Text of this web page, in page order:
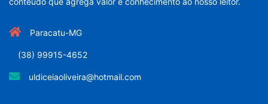
Paracatu-MG
(38) 99915-4652
uldiceiaoliveira@hotmail.com